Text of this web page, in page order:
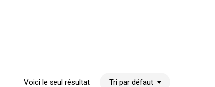
Voici le seul résultat Tri par défaut